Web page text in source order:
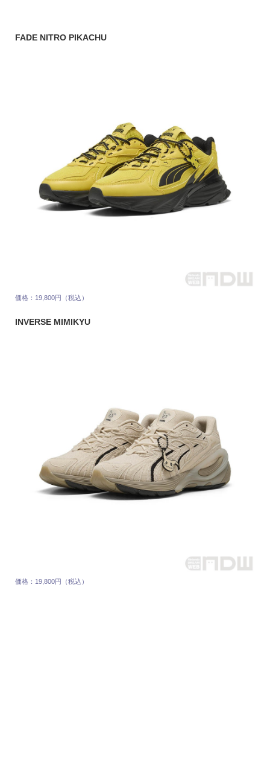
FADE NITRO PIKACHU
価格：19,800円（税込）
INVERSE MIMIKYU
価格：19,800円（税込）